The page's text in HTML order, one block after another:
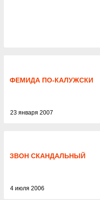
ФЕМИДА ПО-КАЛУЖСКИ
23 января 2007
ЗВОН СКАНДАЛЬНЫЙ
4 июля 2006